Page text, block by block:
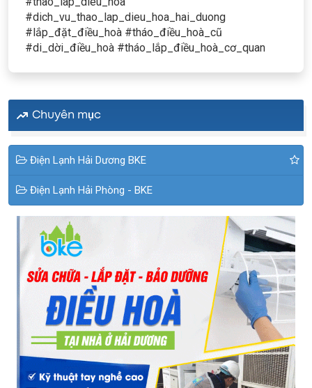
#dich_vu_thao_lap_dieu_hoa_hai_duong
#lắp_đặt_điều_hoà #tháo_điều_hoà_cũ
#di_dời_điều_hoà #tháo_lắp_điều_hoà_cơ_quan
Chuyên mục
Điện Lạnh Hải Dương BKE
Điện Lạnh Hải Phòng - BKE